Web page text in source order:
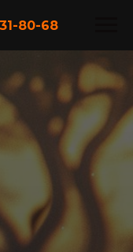
80-68